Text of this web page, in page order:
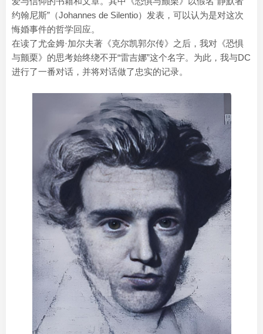
约翰尼斯”（Johannes de Silentio）发表，可以认为是对这次
悔婚事件的哲学回应。
在读了尤金姆·加尔夫著《克尔凯郭尔传》之后，我对《恐惧
与颤栗》的思考始终绕不开“雷吉娜”这个名字。为此，我与DC
进行了一番对话，并将对话做了忠实的记录。